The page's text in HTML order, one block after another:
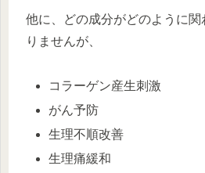
他に、どの成分がどのように
りませんが、
コラーゲン産生刺激
がん予防
生理不順改善
生理痛緩和